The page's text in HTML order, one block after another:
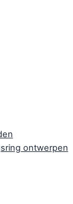
ontwerpen